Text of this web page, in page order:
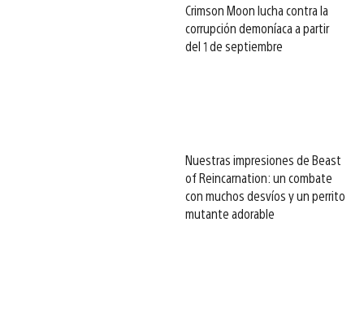
Crimson Moon lucha contra la
corrupción demoníaca a partir
del 1 de septiembre
Nuestras impresiones de Beast
of Reincarnation: un combate
con muchos desvíos y un perrito
mutante adorable